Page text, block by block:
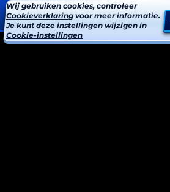
Wij gebruiken cookies, controleer
Cookieverklaring voor meer informatie.
Je kunt deze instellingen wijzigen in
Cookie-instellingen